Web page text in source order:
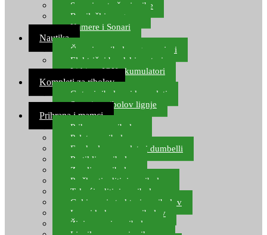
Sonari za traženje ribe
Ronilački program
Kamere i Sonari
Nautika
Čamci za ribolov, gumenjaci
Električni brodski motori
Lithium ION akumulatori
Kompleti za ribolov
Gotovi ribolovni kompleti
Setovi za ribolov lignje
Prihrana i mamci
Prihrana za ribolov
Pelete za ribolov
Feeder lovne pelete i dumbelli
Partikli za ribolov
Zemlja za ribolov
Praškasti aditivi za ribolov
Tekući aditivi za ribolov
Gel i sprej atraktori za ribolov
Lovni kukuruz za ribolov
Živi mamci za ribolov